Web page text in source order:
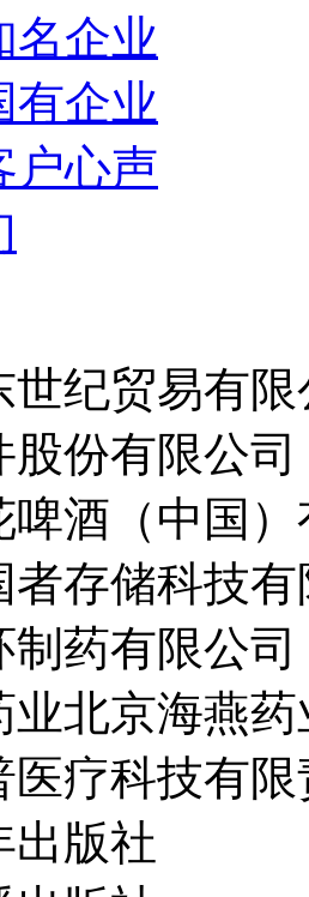
名企业
有企业
户心声
世纪贸易有限
股份有限公司
啤酒（中国
者存储科技
药有限公司
业北京海燕
医疗科技有
出版社